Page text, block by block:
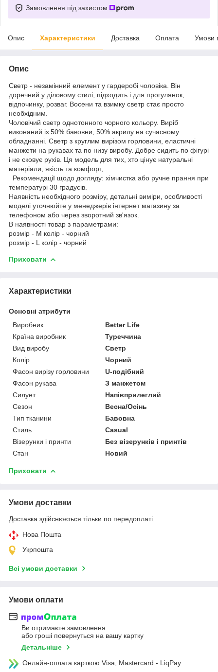
Замовлення під захистом
Опис Характеристики Доставка Оплата Умови
Опис
Светр - незамінний елемент у гардеробі чоловіка. Він
доречний у діловому стилі, підходить і для прогулянок,
відпочинку, розваг. Восени та взимку светр стає просто
необхідним.
Чоловічий светр однотонного чорного кольору. Виріб
виконаний із 50% бавовни, 50% акрилу на сучасному
обладнанні. Светр з круглим вирізом горловини, еластичні
манжети на рукавах та по низу виробу. Добре сидить по фігурі
і не сковує рухів. Ця модель для тих, хто цінує натуральні
матеріали, якість та комфорт,
Рекомендації щодо догляду: хімчистка або ручне прання при
температурі 30 градусів.
Наявність необхідного розміру, детальні виміри, особливості
моделі уточнюйте у менеджерів інтернет магазину за
телефоном або через зворотний зв'язок.
В наявності товар з параметрами:
розмір - M колір - чорний
розмір - L колір - чорний
Приховати
Характеристики
Основні атрибути
Виробник
Better Life
Країна виробник
Туреччина
Вид виробу
Светр
Колір
Чорний
Фасон вирізу горловини
U-подібний
Фасон рукава
З манжетом
Силует
Напівприлеглий
Сезон
Весна/Осінь
Тип тканини
Бавовна
Стиль
Casual
Візерунки і принти
Без візерунків і принтів
Стан
Новий
Приховати
Умови доставки
Доставка здійснюється тільки по передоплаті.
Нова Пошта
Укрпошта
Всі умови доставки
Умови оплати
Ви отримаєте замовлення
або гроші повернуться на вашу картку
Детальніше
Онлайн-оплата карткою Visa, Mastercard - LiqPay